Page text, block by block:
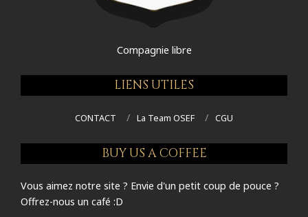
Compagnie libre
LIENS UTILES
CONTACT La Team OSEF CGU
BUY US A COFFEE
Vous aimez notre site ? Envie d'un petit coup de pouce ?
Offrez-nous un café :D